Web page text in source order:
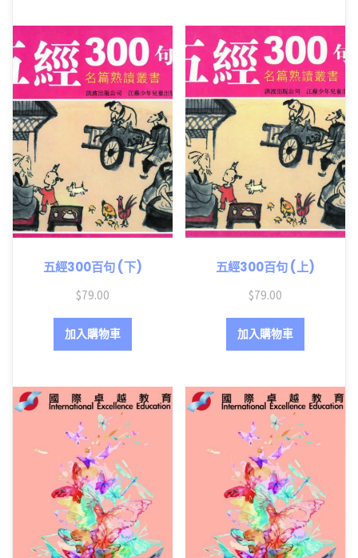
五經300百句 (下)
$79.00
加入購物車
五經300百句 (上)
$79.00
加入購物車